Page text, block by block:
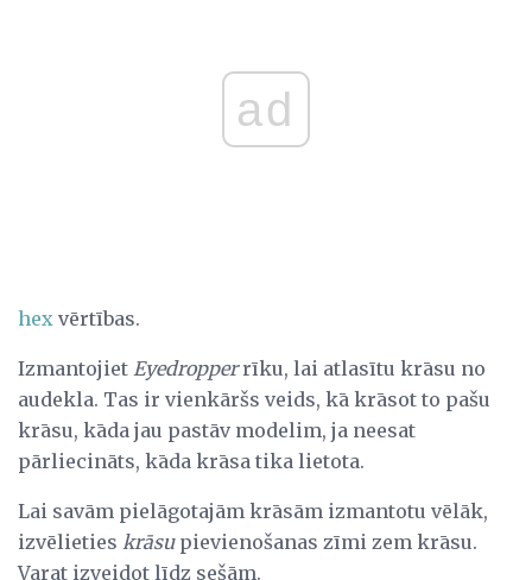
ad
hex vērtības.
Izmantojiet Eyedropperrīku, lai atlasītu krāsu no
audekla. Tas ir vienkāršs veids, kā krāsot to pašu
krāsu, kāda jau pastāv modelim, ja neesat
pārliecināts, kāda krāsa tika lietota.
Lai savām pielāgotajām krāsām izmantotu vēlāk,
izvēlieties krāsupievienošanas zīmi zem krāsu.
Varat izveidot līdz sešām.